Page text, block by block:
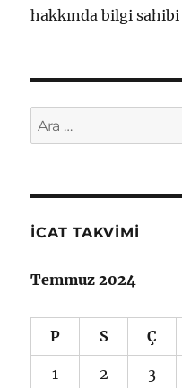
hakkında bilgi
Ara:
İCAT TAKVIMI
Temmuz 2024
P S Ç
1 2 3